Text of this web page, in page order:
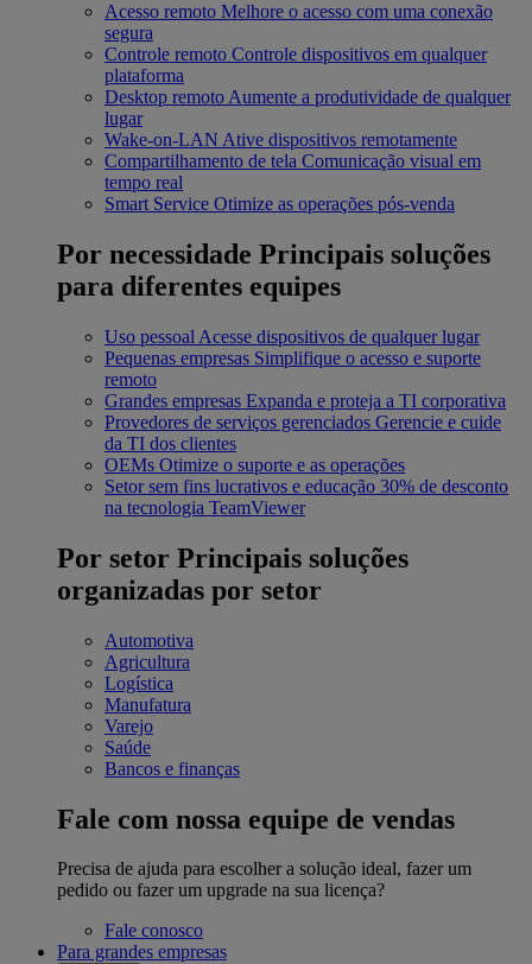
Acesso remoto Melhore o acesso com uma conexão
segura
Controle remoto Controle dispositivos em qualquer
plataforma
Desktop remoto Aumente a produtividade de qualquer
lugar
Wake-on-LAN Ative dispositivos remotamente
Compartilhamento de tela Comunicação visual em
tempo real
Smart Service Otimize as operações pós-venda
Por necessidade Principais soluções
para diferentes equipes
Uso pessoal Acesse dispositivos de qualquer lugar
Pequenas empresas Simplifique o acesso e suporte
remoto
Grandes empresas Expanda e proteja a TI corporativa
Provedores de serviços gerenciados Gerencie e cuide
da TI dos clientes
OEMs Otimize o suporte e as operações
Setor sem fins lucrativos e educação 30% de desconto
na tecnologia TeamViewer
Por setor Principais soluções
organizadas por setor
Automotiva
Agricultura
Logística
Manufatura
Varejo
Saúde
Bancos e finanças
Fale com nossa equipe de vendas
Precisa de ajuda para escolher a solução ideal, fazer um
pedido ou fazer um upgrade na sua licença?
Fale conosco
Para grandes empresas